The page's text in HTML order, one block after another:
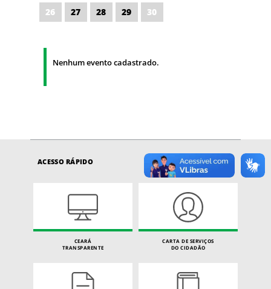
26
27 28 29 30
Nenhum evento cadastrado.
ACESSO RÁPIDO
CEARÁ
TRANSPARENTE
CARTA DE SERVIÇOS
DO CIDADÃO